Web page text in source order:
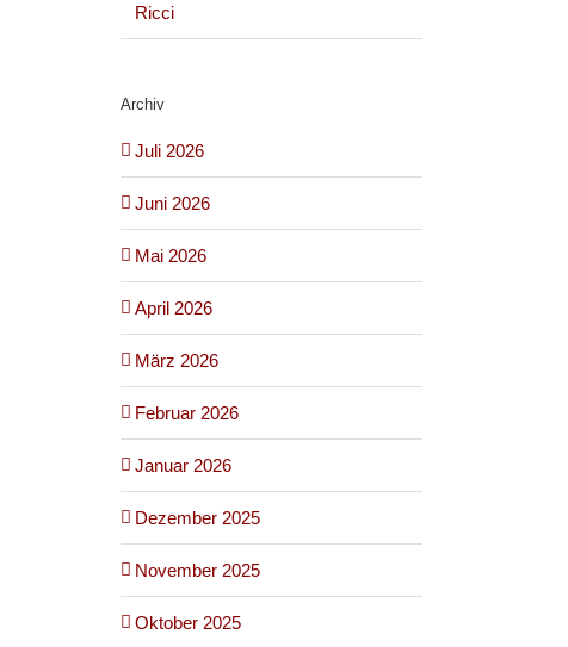
Ricci
Archiv
Juli 2026
Juni 2026
Mai 2026
April 2026
März 2026
Februar 2026
Januar 2026
Dezember 2025
November 2025
Oktober 2025